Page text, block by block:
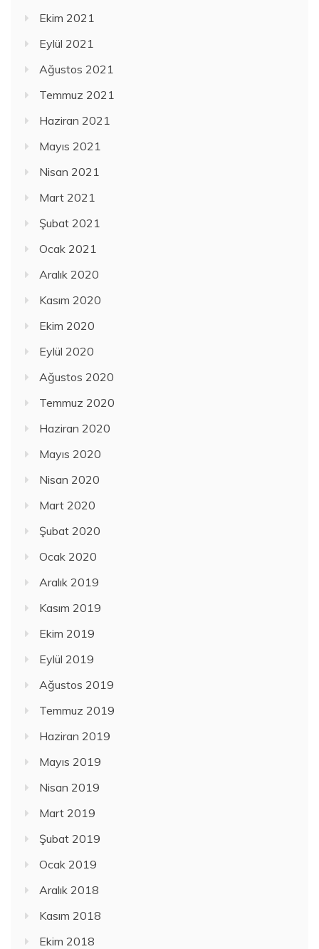
Ekim 2021
Eylül 2021
Ağustos 2021
Temmuz 2021
Haziran 2021
Mayıs 2021
Nisan 2021
Mart 2021
Şubat 2021
Ocak 2021
Aralık 2020
Kasım 2020
Ekim 2020
Eylül 2020
Ağustos 2020
Temmuz 2020
Haziran 2020
Mayıs 2020
Nisan 2020
Mart 2020
Şubat 2020
Ocak 2020
Aralık 2019
Kasım 2019
Ekim 2019
Eylül 2019
Ağustos 2019
Temmuz 2019
Haziran 2019
Mayıs 2019
Nisan 2019
Mart 2019
Şubat 2019
Ocak 2019
Aralık 2018
Kasım 2018
Ekim 2018